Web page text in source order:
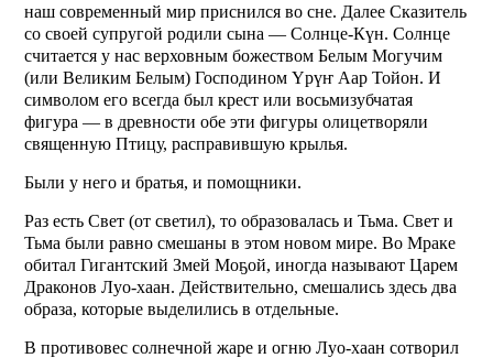
наш современный мир приснился во сне. Далее Сказитель
со своей супругой родили сына — Солнце-Күн. Солнце
считается у нас верховным божеством Белым Могучим
(или Великим Белым) Господином Үрүҥ Аар Тойон. И
символом его всегда был крест или восьмизубчатая
фигура — в древности обе эти фигуры олицетворяли
священную Птицу, расправившую крылья.
Были у него и братья, и помощники.
Раз есть Свет (от светил), то образовалась и Тьма. Свет и
Тьма были равно смешаны в этом новом мире. Во Мраке
обитал Гигантский Змей Моҕой, иногда называют Царем
Драконов Луо-хаан. Действительно, смешались здесь два
образа, которые выделились в отдельные.
В противовес солнечной жаре и огню Луо-хаан сотворил